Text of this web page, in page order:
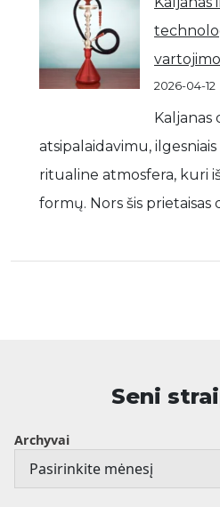
2026-04-12
Kaljanas
atsipalaidavimu,
ritualine atmosfera, kuri
formų. Nors šis prietaisas
Seni
Archyvai